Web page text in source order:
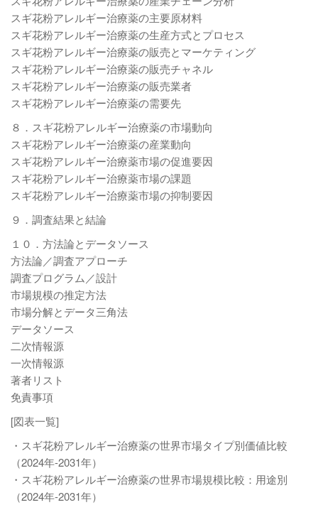
スギ花粉アレルギー治療薬の主要原材料
スギ花粉アレルギー治療薬の生産方式とプロセス
スギ花粉アレルギー治療薬の販売とマーケティング
スギ花粉アレルギー治療薬の販売チャネル
スギ花粉アレルギー治療薬の販売業者
スギ花粉アレルギー治療薬の需要先
８．スギ花粉アレルギー治療薬の市場動向
スギ花粉アレルギー治療薬の産業動向
スギ花粉アレルギー治療薬市場の促進要因
スギ花粉アレルギー治療薬市場の課題
スギ花粉アレルギー治療薬市場の抑制要因
９．調査結果と結論
１０．方法論とデータソース
方法論／調査アプローチ
調査プログラム／設計
市場規模の推定方法
市場分解とデータ三角法
データソース
二次情報源
一次情報源
著者リスト
免責事項
[図表一覧]
・スギ花粉アレルギー治療薬の世界市場タイプ別価値比較
（2024年-2031年）
・スギ花粉アレルギー治療薬の世界市場規模比較：用途別
（2024年-2031年）